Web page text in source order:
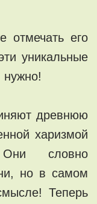
отмечать его
уникальные
нужно!
древнюю
харизмой
Они словно
но в самом
Теперь